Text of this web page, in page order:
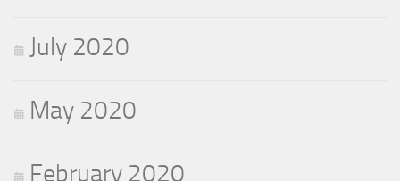
July 2020
May 2020
February 2020